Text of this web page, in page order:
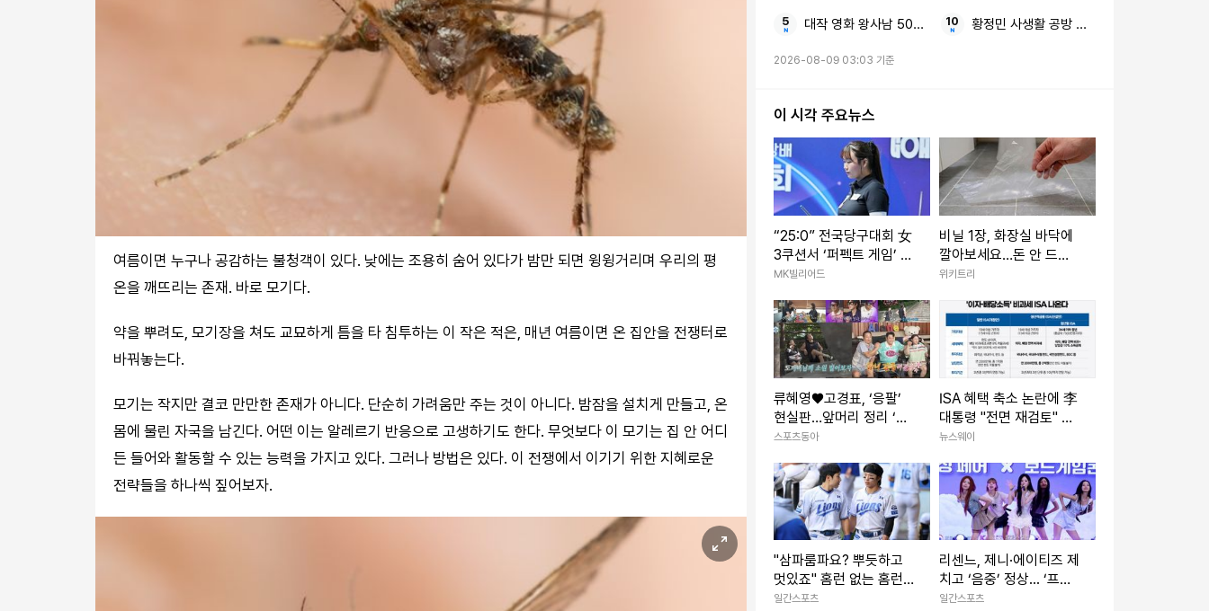
여름이면 누구나 공감하는 불청객이 있다. 낮에는 조용히 숨어 있다가 밤만 되면 윙윙거리며 우리의 평
온을 깨뜨리는 존재. 바로 모기다.
약을 뿌려도, 모기장을 쳐도 교묘하게 틈을 타 침투하는 이 작은 적은, 매년 여름이면 온 집안을 전쟁터로
바꿔놓는다.
모기는 작지만 결코 만만한 존재가 아니다. 단순히 가려움만 주는 것이 아니다. 밤잠을 설치게 만들고, 온
몸에 물린 자국을 남긴다. 어떤 이는 알레르기 반응으로 고생하기도 한다. 무엇보다 이 모기는 집 안 어디
든 들어와 활동할 수 있는 능력을 가지고 있다. 그러나 방법은 있다. 이 전쟁에서 이기기 위한 지혜로운
전략들을 하나씩 짚어보자.
대작 영화 왕사남 500만 관객 황정민 사생활 공방 여론전
2026-08-09 03:03 기준
이 시각 주요뉴스
“25:0” 전국당구대회 女
3쿠션서 ‘퍼펙트 게임’ 나
왔다…국내1위 박세정, 황
MK빌리어드
비닐 1장, 화장실 바닥에
깔아보세요…돈 안 드는
‘역대급 꼼수’ 발견
위키트리
류혜영♥고경표, ‘응팔’
현실판…앞머리 정리 ‘심
쿵’→최고 7.8% (나혼
스포츠동아
ISA 혜택 축소 논란에 李
대통령 "전면 재검토" 질
타···개선안 마련 착수
뉴스웨이
"삼파룸파요? 뿌듯하고
멋있죠" 홈런 없는 홈런
왕 팀, '최단신 듀오' 김지
일간스포츠
리센느, 제니·에이티즈 제
치고 ‘음중’ 정상... ‘프리
티 걸’ 1위
일간스포츠